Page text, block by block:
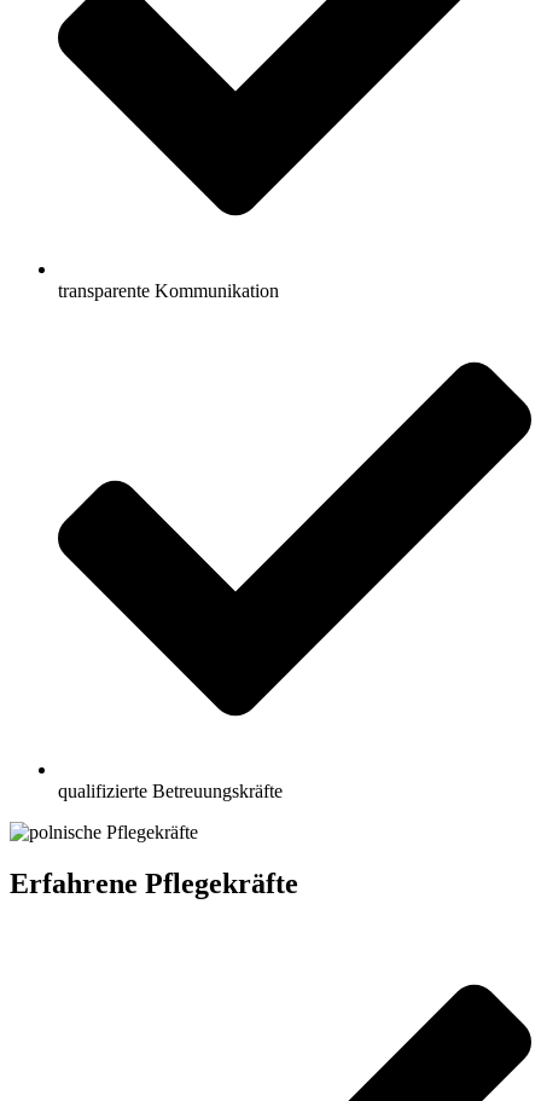
transparente Kommunikation
qualifizierte Betreuungskräfte
Erfahrene Pflegekräfte